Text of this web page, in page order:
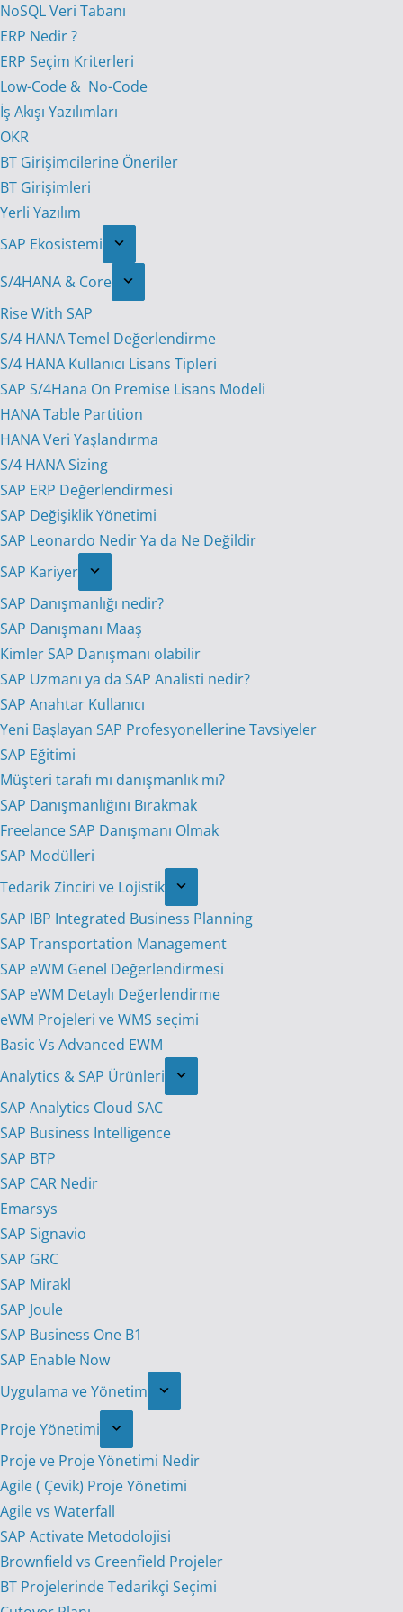
NoSQL Veri Tabanı
ERP Nedir ?
ERP Seçim Kriterleri
Low-Code & No-Code
İş Akışı Yazılımları
OKR
BT Girişimcilerine Öneriler
BT Girişimleri
Yerli Yazılım
SAP Ekosistemi
S/4HANA & Core
Rise With SAP
S/4 HANA Temel Değerlendirme
S/4 HANA Kullanıcı Lisans Tipleri
SAP S/4Hana On Premise Lisans Modeli
HANA Table Partition
HANA Veri Yaşlandırma
S/4 HANA Sizing
SAP ERP Değerlendirmesi
SAP Değişiklik Yönetimi
SAP Leonardo Nedir Ya da Ne Değildir
SAP Kariyer
SAP Danışmanlığı nedir?
SAP Danışmanı Maaş
Kimler SAP Danışmanı olabilir
SAP Uzmanı ya da SAP Analisti nedir?
SAP Anahtar Kullanıcı
Yeni Başlayan SAP Profesyonellerine Tavsiyeler
SAP Eğitimi
Müşteri tarafı mı danışmanlık mı?
SAP Danışmanlığını Bırakmak
Freelance SAP Danışmanı Olmak
SAP Modülleri
Tedarik Zinciri ve Lojistik
SAP IBP Integrated Business Planning
SAP Transportation Management
SAP eWM Genel Değerlendirmesi
SAP eWM Detaylı Değerlendirme
eWM Projeleri ve WMS seçimi
Basic Vs Advanced EWM
Analytics & SAP Ürünleri
SAP Analytics Cloud SAC
SAP Business Intelligence
SAP BTP
SAP CAR Nedir
Emarsys
SAP Signavio
SAP GRC
SAP Mirakl
SAP Joule
SAP Business One B1
SAP Enable Now
Uygulama ve Yönetim
Proje Yönetimi
Proje ve Proje Yönetimi Nedir
Agile ( Çevik) Proje Yönetimi
Agile vs Waterfall
SAP Activate Metodolojisi
Brownfield vs Greenfield Projeler
BT Projelerinde Tedarikçi Seçimi